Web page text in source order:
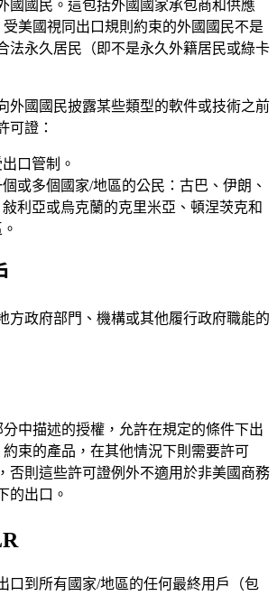
國國民。這包括外國國家承包商和供應
美國視同出口規則約束的外國國民不是
法永久居民（即不是永久外籍居民或綠卡
外國國民披露某些類型的軟件或技術之前
可證：
口管制。
或多個國家/地區的公民：古巴、伊朗、
利亞或烏克蘭的克里米亞、頓涅茨克和
方政府部門、機構或其他履行政府職能的
分中描述的授權，允許在規定的條件下出
約束的產品，在其他情況下則需要許可
否則這些許可證例外不適用於非美國商務
的出口。
口到所有國家/地區的任何最終用戶（包